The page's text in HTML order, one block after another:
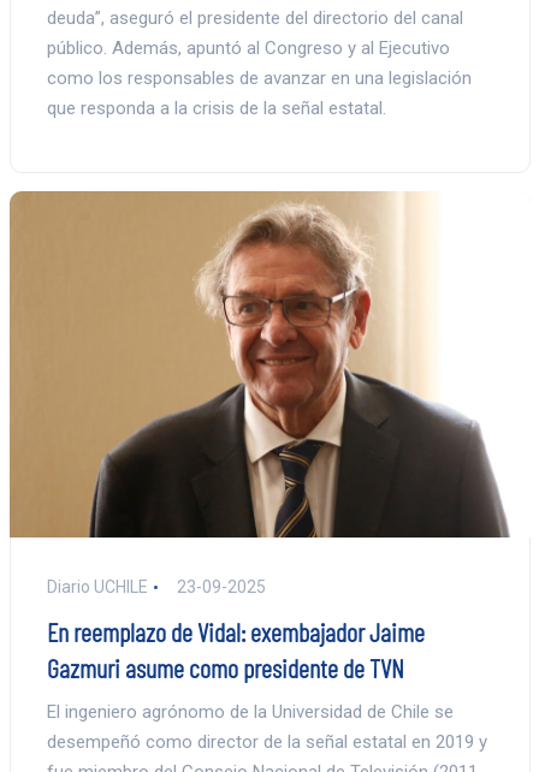
deuda”, aseguró el presidente del directorio del canal
público. Además, apuntó al Congreso y al Ejecutivo
como los responsables de avanzar en una legislación
que responda a la crisis de la señal estatal.
Diario UCHILE 23-09-2025
En reemplazo de Vidal: exembajador Jaime
Gazmuri asume como presidente de TVN
El ingeniero agrónomo de la Universidad de Chile se
desempeñó como director de la señal estatal en 2019 y